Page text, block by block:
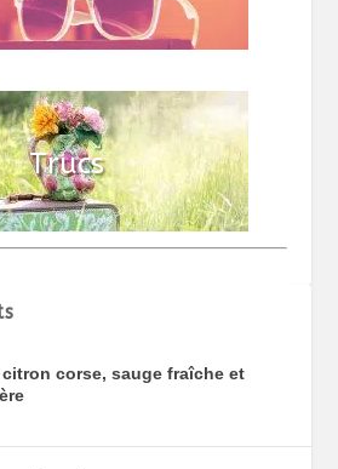
corse, sauge fraîche et